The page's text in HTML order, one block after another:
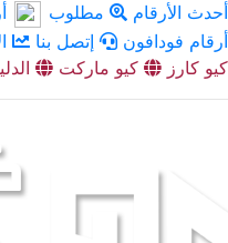
أحدث الأرقام
مطلوب
أرقام فودافون
إتصل بنا
كيو كارز
كيو ماركت